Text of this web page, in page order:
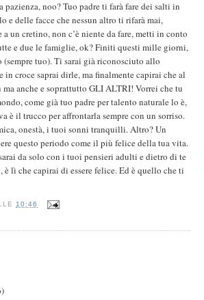
noo? Tuo padre ti farà fare dei salti in
e delle facce che nessun altro ti rifarà mai,
un cretino, non c’è niente da fare, metti in conto
e due le famiglie, ok? Finiti questi mille giorni,
tuo). Ti sarai già riconosciuto allo
in croce saprai dirle, ma finalmente capirai che al
anche e soprattutto GLI ALTRI! Vorrei che tu
come già tuo padre per talento naturale lo è,
è il trucco per affrontarla sempre con un sorriso.
onestà, i tuoi sonni tranquilli. Altro? Un
questo periodo come il più felice della tua vita.
da solo con i tuoi pensieri adulti e dietro di te
è lì che capirai di essere felice. Ed è quello che ti
10:46